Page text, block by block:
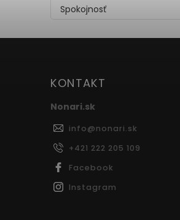
Spokojnosť
KONTAKT
Nonari.sk
info@nonari.sk
+421 222 205 109
Facebook
Instagram